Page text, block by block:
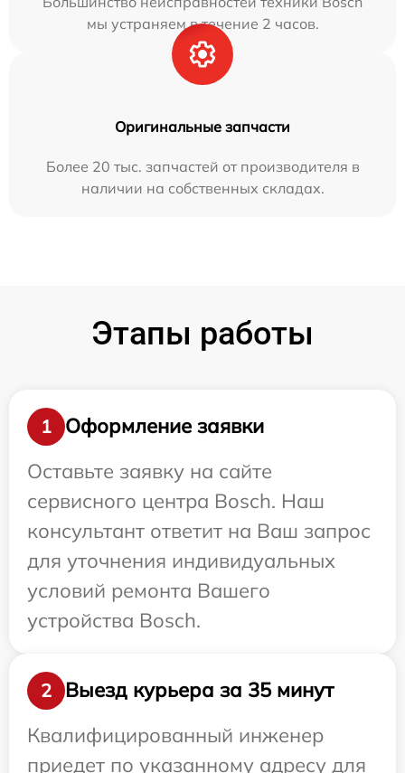
мы устраняем в течение 2 часов.
Оригинальные запчасти
Более 20 тыс. запчастей от производителя в
наличии на собственных складах.
Этапы работы
1
Оформление заявки
Оставьте заявку на сайте
сервисного центра Bosch. Наш
консультант ответит на Ваш запрос
для уточнения индивидуальных
условий ремонта Вашего
устройства Bosch.
2
Выезд курьера за 35 минут
Квалифицированный инженер
приедет по указанному адресу для